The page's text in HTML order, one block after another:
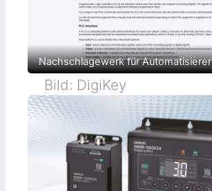
Nachschlagewerk für Automatisierer
Bild: DigiKey